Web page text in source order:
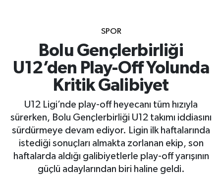
SPOR
Bolu Gençlerbirliği
U12’den Play-Off Yolunda
Kritik Galibiyet
U12 Ligi’nde play-off heyecanı tüm hızıyla
sürerken, Bolu Gençlerbirliği U12 takımı iddiasını
sürdürmeye devam ediyor. Ligin ilk haftalarında
istediği sonuçları almakta zorlanan ekip, son
haftalarda aldığı galibiyetlerle play-off yarışının
güçlü adaylarından biri haline geldi.